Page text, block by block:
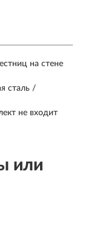
на стене
сталь /
не входит
или